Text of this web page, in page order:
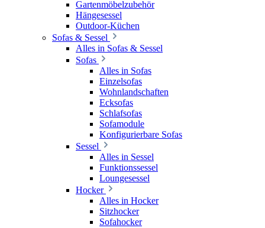
Gartenmöbelzubehör
Hängesessel
Outdoor-Küchen
Sofas & Sessel
Alles in Sofas & Sessel
Sofas
Alles in Sofas
Einzelsofas
Wohnlandschaften
Ecksofas
Schlafsofas
Sofamodule
Konfigurierbare Sofas
Sessel
Alles in Sessel
Funktionssessel
Loungesessel
Hocker
Alles in Hocker
Sitzhocker
Sofahocker